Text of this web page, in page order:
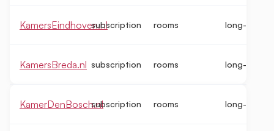
KamersEindhoven.nlsubscription rooms long-term
KamersBreda.nl subscription rooms long-term
KamerDenBosch.nlsubscription rooms long-term